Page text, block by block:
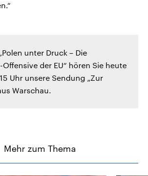
unter Druck – Die
der EU“ hören Sie heute
Uhr unsere Sendung „Zur
Warschau.
Mehr zum Thema